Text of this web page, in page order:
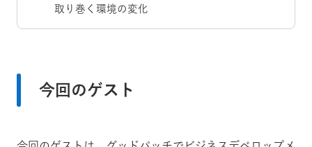
取り巻く環境の変化
今回のゲスト